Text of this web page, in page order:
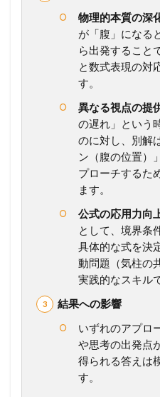
マ
ス
タ
ー
講
座
物理的本質の深
が「腹」になる
ら出発すること
と数式表現の対
す。
異なる視点の提
の遅れ」という
のに対し、別解
ン（腹の位置）
プローチするた
ます。
公式の応用力向
として、境界条
具体的な式を決
動問題（気柱の
実践的なスキル
結果への影響
いずれのアプロ
や思考の出発点
得られる答えは
す。